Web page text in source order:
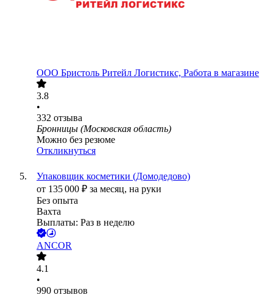
ООО Бристоль Ритейл Логистикс, Работа в магазине
3.8
•
332 отзыва
Бронницы (Московская область)
Можно без резюме
Откликнуться
Упаковщик косметики (Домодедово)
от 135 000 ₽ за месяц, на руки
Без опыта
Вахта
Выплаты: Раз в неделю
ANCOR
4.1
•
990 отзывов